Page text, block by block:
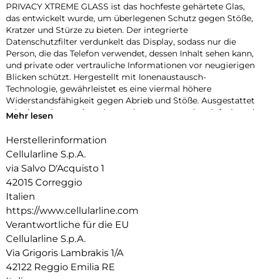
PRIVACY XTREME GLASS ist das hochfeste gehärtete Glas,
das entwickelt wurde, um überlegenen Schutz gegen Stöße,
Kratzer und Stürze zu bieten. Der integrierte
Datenschutzfilter verdunkelt das Display, sodass nur die
Person, die das Telefon verwendet, dessen Inhalt sehen kann,
und private oder vertrauliche Informationen vor neugierigen
Blicken schützt. Hergestellt mit Ionenaustausch-
Technologie, gewährleistet es eine viermal höhere
Widerstandsfähigkeit gegen Abrieb und Stöße. Ausgestattet
mit einem innovativen Anwendungssystem, das einfach und
ohne Blasen oder Mängel.
Mehr lesen
Herstellerinformation
Cellularline S.p.A.
via Salvo D'Acquisto 1
42015 Correggio
Italien
https://www.cellularline.com
Verantwortliche für die EU
Cellularline S.p.A.
Via Grigoris Lambrakis 1/A
42122 Reggio Emilia RE